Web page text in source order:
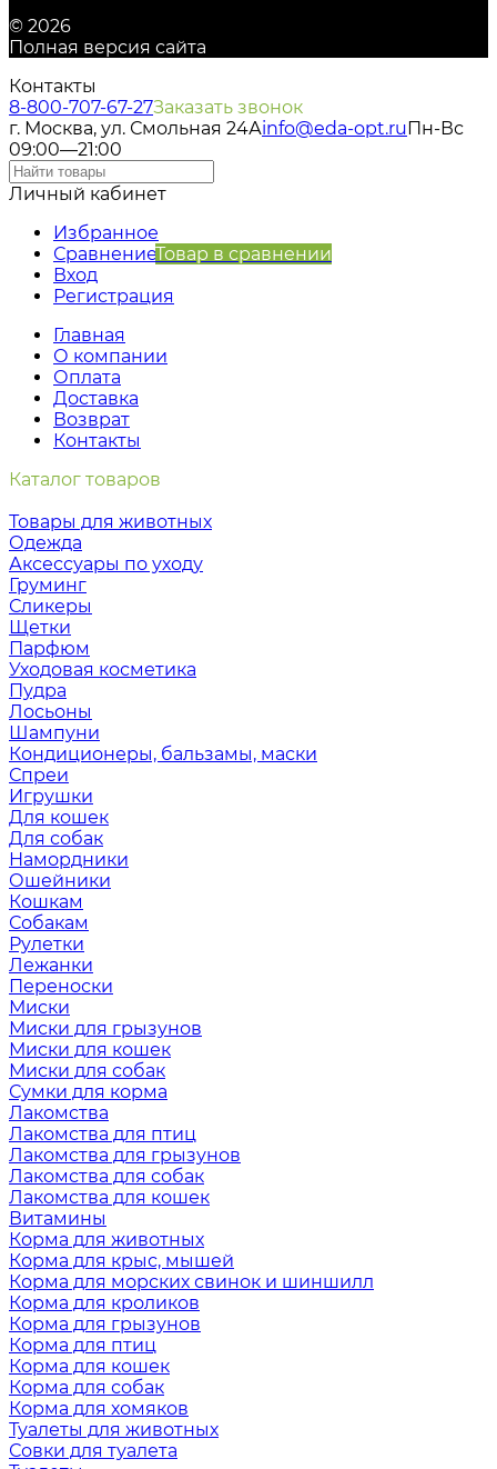
© 2026
Полная версия сайта
Контакты
8-800-707-67-27Заказать звонок
г. Москва, ул. Смольная 24Аinfo@eda-opt.ru Пн-Вс
09:00—21:00
Личный кабинет
Избранное
СравнениеТовар в сравнении
Вход
Регистрация
Главная
О компании
Оплата
Доставка
Возврат
Контакты
Каталог товаров
Товары для животных
Одежда
Аксессуары по уходу
Груминг
Сликеры
Щетки
Парфюм
Уходовая косметика
Пудра
Лосьоны
Шампуни
Кондиционеры, бальзамы, маски
Спреи
Игрушки
Для кошек
Для собак
Намордники
Ошейники
Кошкам
Собакам
Рулетки
Лежанки
Переноски
Миски
Миски для грызунов
Миски для кошек
Миски для собак
Сумки для корма
Лакомства
Лакомства для птиц
Лакомства для грызунов
Лакомства для собак
Лакомства для кошек
Витамины
Корма для животных
Корма для крыс, мышей
Корма для морских свинок и шиншилл
Корма для кроликов
Корма для грызунов
Корма для птиц
Корма для кошек
Корма для собак
Корма для хомяков
Туалеты для животных
Совки для туалета